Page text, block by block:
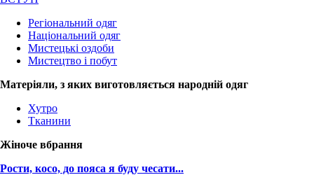
Регіональний одяг
Національний одяг
Мистецькі оздоби
Мистецтво і побут
Матеріяли, з яких виготовляється народній одяг
Хутро
Тканини
Жіноче вбрання
Рости, косо, до пояса я буду чесати...